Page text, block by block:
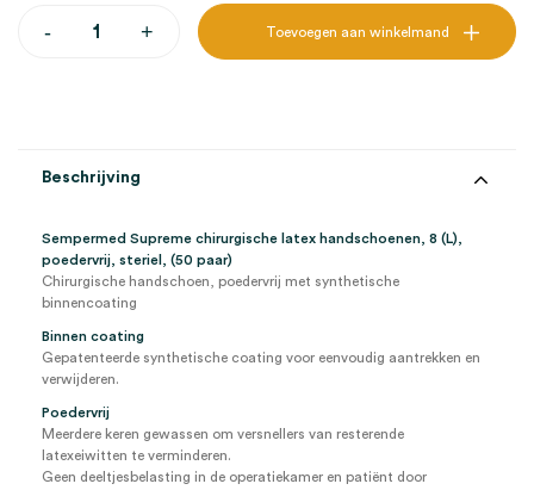
-Sempermed
poedervrij,
aantal
+ Toevoegen aan winkelmand
Beschrijving
Sempermed Supreme chirurgische latex handschoenen, 8 (L),
poedervrij, steriel, (50 paar)
Chirurgische handschoen, poedervrij met synthetische
binnencoating
Binnen coating
Gepatenteerde synthetische coating voor eenvoudig aantrekken en
verwijderen.
Poedervrij
Meerdere keren gewassen om versnellers van resterende
latexeiwitten te verminderen.
Geen deeltjesbelasting in de operatiekamer en patiënt door